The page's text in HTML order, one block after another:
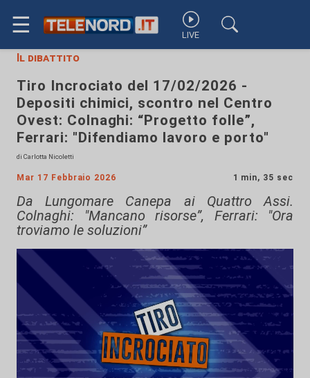
☰ LIVE
Il dibattito
Tiro Incrociato del 17/02/2026 -
Depositi chimici, scontro nel Centro
Ovest: Colnaghi: “Progetto folle”,
Ferrari: "Difendiamo lavoro e porto"
di Carlotta Nicoletti
Mar 17 Febbraio 2026 1 min, 35 sec
Da Lungomare Canepa ai Quattro Assi.
Colnaghi: "Mancano risorse”, Ferrari: "Ora
troviamo le soluzioni”